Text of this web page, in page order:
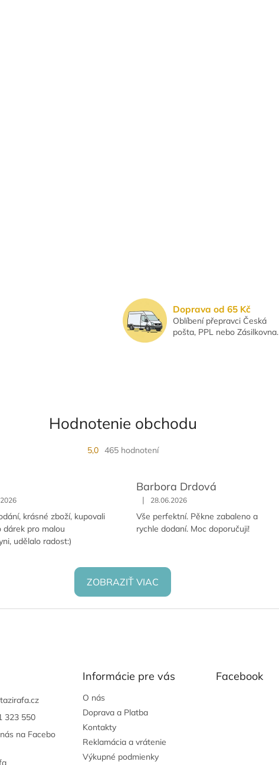
Doprava od 65 Kč
Oblíbení přepravci Česká
pošta, PPL nebo Zásilkovna.
Hodnotenie obchodu
5,0 465 hodnotení
krásné zboží, kupovali
dárek pro malou
udělalo radost:)
Barbora Drdová
| 28.06.2026
Vše perfektní. Pěkne zabaleno a
rychle dodaní. Moc doporučuji!
ZOBRAZIŤ VIAC
323 550
na Facebo
Informácie pre vás
O nás
Doprava a Platba
Kontakty
Reklamácia a vrátenie
Výkupné podmienky
Facebook